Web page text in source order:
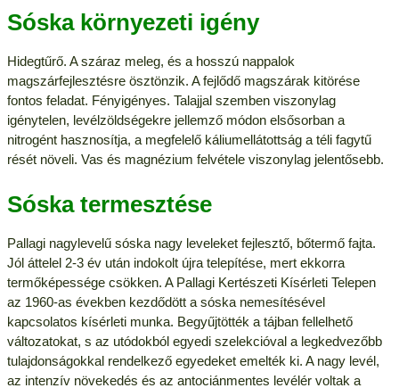
Sóska környezeti igény
Hidegtűrő. A száraz meleg, és a hosszú nappalok
magszárfejlesztésre ösztönzik. A fejlődő magszárak kitörése
fontos feladat. Fényigényes. Talajjal szemben viszonylag
igénytelen, levélzöldségekre jellemző módon elsősorban a
nitrogént hasznosítja, a megfelelő káliumellátottság a téli fagytű
rését növeli. Vas és magnézium felvétele viszonylag jelentősebb.
Sóska termesztése
Pallagi nagylevelű sóska nagy leveleket fejlesztő, bőtermő fajta.
Jól áttelel 2-3 év után indokolt újra telepítése, mert ekkorra
termőképessége csökken. A Pallagi Kertészeti Kísérleti Telepen
az 1960-as években kezdődött a sóska nemesítésével
kapcsolatos kísérleti munka. Begyűjtötték a tájban fellelhető
változatokat, s az utódokból egyedi szelekcióval a legkedvezőbb
tulajdonságokkal rendelkező egyedeket emelték ki. A nagy levél,
az intenzív növekedés és az antociánmentes levélér voltak a